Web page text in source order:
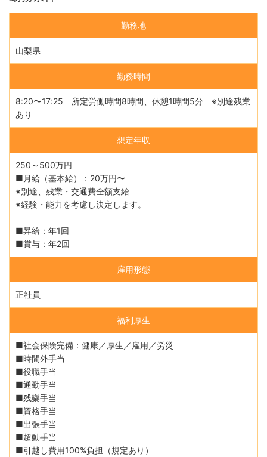
勤務地
山梨県
勤務時間
8:20〜17:25 所定労働時間8時間、休憩1時間5分 ※別途残業
あり
想定年収
250～500万円
■月給（基本給）：20万円〜
※別途、残業・交通費全額支給
※経験・能力を考慮し決定します。
■昇給：年1回
■賞与：年2回
雇用形態
正社員
福利厚生
■社会保険完備：健康／厚生／雇用／労災
■時間外手当
■役職手当
■通勤手当
■残樂手当
■資格手当
■出張手当
■超動手当
■引越し費用100%負担（規定あり）